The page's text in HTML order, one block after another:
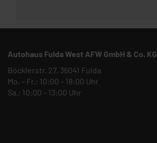
Autohaus Fulda West AFW GmbH & Co. KG
Böcklerstr. 27, 36041 Fulda
Mo. – Fr.: 10:00 – 18:00 Uhr
Sa.: 10:00 – 13:00 Uhr